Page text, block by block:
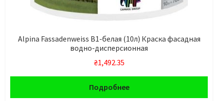
Alpina Fassadenweiss В1-белая (10л) Краска фасадная
водно-дисперсионная
₴1,492.35
Подробнее